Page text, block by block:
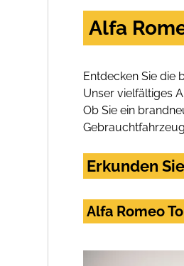
Alfa
Entdecken Sie die
Unser vielfältiges
Ob Sie ein
Erkunden
Alfa Romeo